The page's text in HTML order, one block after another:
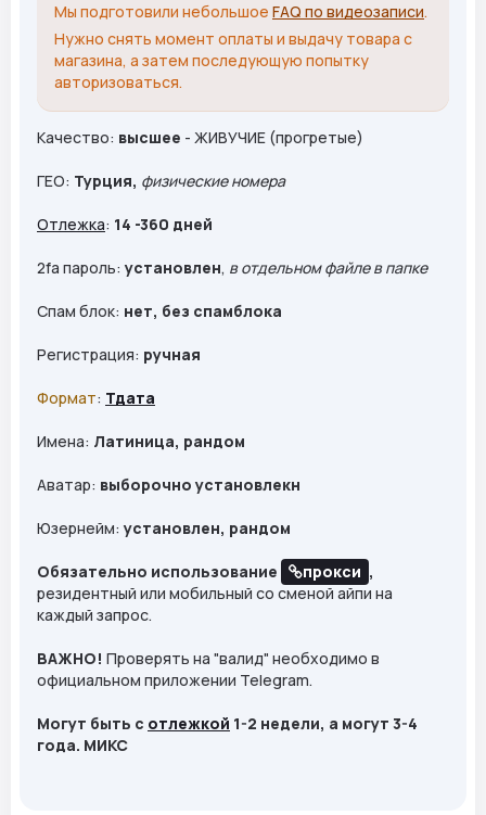
Мы подготовили небольшое FAQ по видеозаписи.
Нужно снять момент оплаты и выдачу товара с
магазина, а затем последующую попытку
авторизоваться.
Качество: высшее - ЖИВУЧИЕ (прогретые)
ГЕО: Турция, физические номера
Отлежка: 14 -360 дней
2fa пароль: установлен, в отдельном файле в папке
Спам блок: нет, без спамблока
Регистрация: ручная
Формат: Тдата
Имена: Латиница, рандом
Аватар: выборочно установлекн
Юзернейм: установлен, рандом
Обязательно использование прокси ,
резидентный или мобильный со сменой айпи на
каждый запрос.
ВАЖНО! Проверять на "валид" необходимо в
официальном приложении Telegram.
Могут быть с отлежкой 1-2 недели, а могут 3-4
года. МИКС